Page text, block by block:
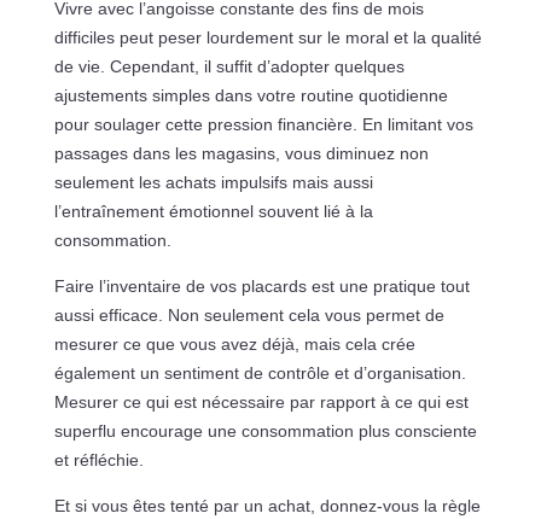
Vivre avec l’angoisse constante des fins de mois
difficiles peut peser lourdement sur le moral et la qualité
de vie. Cependant, il suffit d’adopter quelques
ajustements simples dans votre routine quotidienne
pour soulager cette pression financière. En limitant vos
passages dans les magasins, vous diminuez non
seulement les achats impulsifs mais aussi
l’entraînement émotionnel souvent lié à la
consommation.
Faire l’inventaire de vos placards est une pratique tout
aussi efficace. Non seulement cela vous permet de
mesurer ce que vous avez déjà, mais cela crée
également un sentiment de contrôle et d’organisation.
Mesurer ce qui est nécessaire par rapport à ce qui est
superflu encourage une consommation plus consciente
et réfléchie.
Et si vous êtes tenté par un achat, donnez-vous la règle